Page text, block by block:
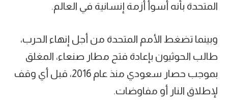
المتحدة بأنه أسوأ أزمة إنسانية في العالم.
وبينما تضغط الأمم المتحدة من أجل إنهاء الحرب،
طالب الحوثيون بإعادة فتح مطار صنعاء، المغلق
بموجب حصار سعودي منذ عام 2016، قبل أي وقف
لإطلاق النار أو مفاوضات.